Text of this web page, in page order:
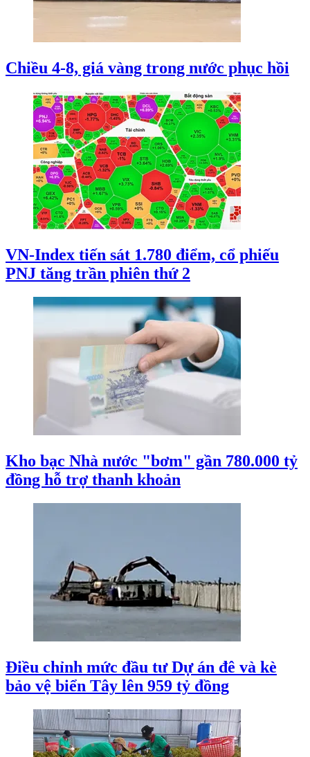
Chiều 4-8, giá vàng trong nước phục hồi
VN-Index tiến sát 1.780 điểm, cổ phiếu
PNJ tăng trần phiên thứ 2
Kho bạc Nhà nước "bơm" gần 780.000 tỷ
đồng hỗ trợ thanh khoản
Điều chỉnh mức đầu tư Dự án đê và kè
bảo vệ biển Tây lên 959 tỷ đồng